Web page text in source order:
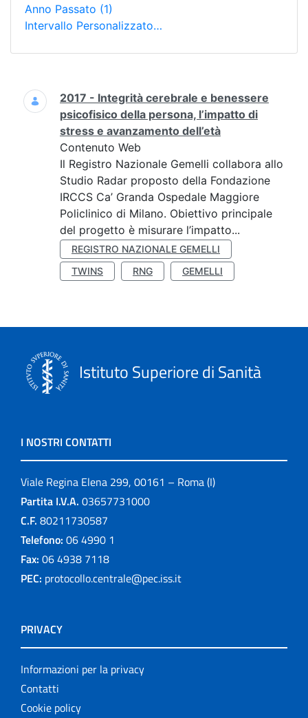
Anno Passato (1)
Intervallo Personalizzato…
Ricerca
2017 - Integrità cerebrale e benessere
psicofisico della persona, l’impatto di
stress e avanzamento dell’età
Contenuto Web
Il Registro Nazionale Gemelli collabora allo
Studio Radar proposto della Fondazione
IRCCS Ca’ Granda Ospedale Maggiore
Policlinico di Milano. Obiettivo principale
del progetto è misurare l’impatto...
REGISTRO NAZIONALE GEMELLI
TWINS
RNG GEMELLI
Istituto Superiore di Sanità
I NOSTRI CONTATTI
Viale Regina Elena 299, 00161 – Roma (I)
Partita I.V.A. 03657731000
C.F. 80211730587
Telefono: 06 4990 1
Fax: 06 4938 7118
PEC: protocollo.centrale@pec.iss.it
PRIVACY
Informazioni per la privacy
Contatti
Cookie policy